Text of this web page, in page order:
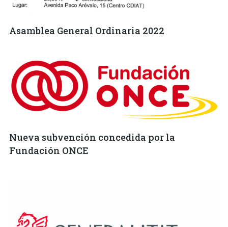
Asamblea General Ordinaria 2022
Nueva subvención concedida por la
Fundación ONCE